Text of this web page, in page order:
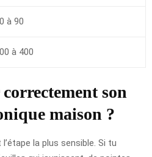
à 90
à 400
son
maison ?
la plus sensible. Si tu